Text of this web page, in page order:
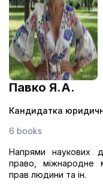
Павко Я.А.
Кандидатка
6 books
Напрями наукових
право, міжнародне
прав людини та ін.